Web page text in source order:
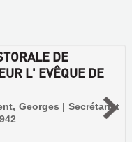
DE
L' EVÊQUE DE
Georges | Secrétariat